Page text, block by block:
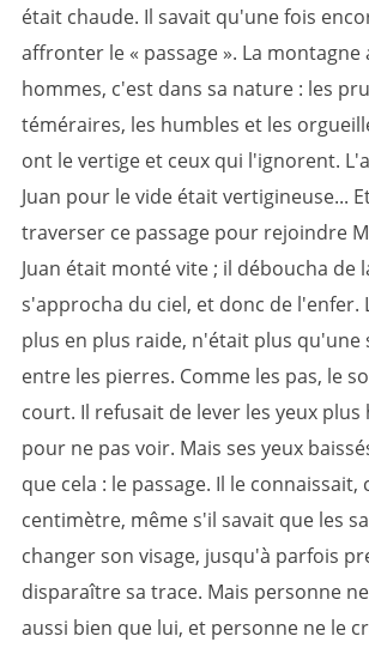
était chaude. Il savait qu'une fois
affronter le « passage ». La
hommes, c'est dans sa nature : les
téméraires, les humbles et les
ont le vertige et ceux qui l'ignorent.
Juan pour le vide était vertigineuse...
traverser ce passage pour rejoindre
Juan était monté vite ; il déboucha de
s'approcha du ciel, et donc de l'enfer.
plus en plus raide, n'était plus qu'une
entre les pierres. Comme les pas, le
court. Il refusait de lever les yeux plus
pour ne pas voir. Mais ses yeux
que cela : le passage. Il le
centimètre, même s'il savait que les
changer son visage, jusqu'à parfois
disparaître sa trace. Mais personne
aussi bien que lui, et personne ne le